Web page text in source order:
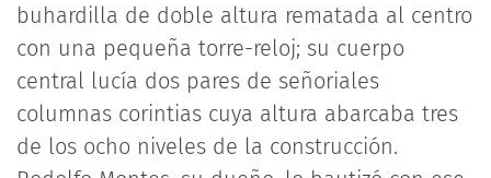
buhardilla de doble altura rematada al centro
con una pequeña torre-reloj; su cuerpo
central lucía dos pares de señoriales
columnas corintias cuya altura abarcaba tres
de los ocho niveles de la construcción.